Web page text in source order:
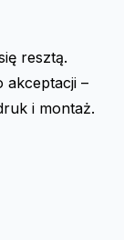
resztą.
akceptacji –
i montaż.